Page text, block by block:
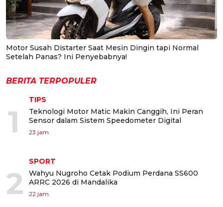
Motor Susah Distarter Saat Mesin Dingin tapi Normal
Setelah Panas? Ini Penyebabnya!
BERITA TERPOPULER
1
TIPS
Teknologi Motor Matic Makin Canggih, Ini Peran
Sensor dalam Sistem Speedometer Digital
23 jam
2
SPORT
Wahyu Nugroho Cetak Podium Perdana SS600
ARRC 2026 di Mandalika
22 jam